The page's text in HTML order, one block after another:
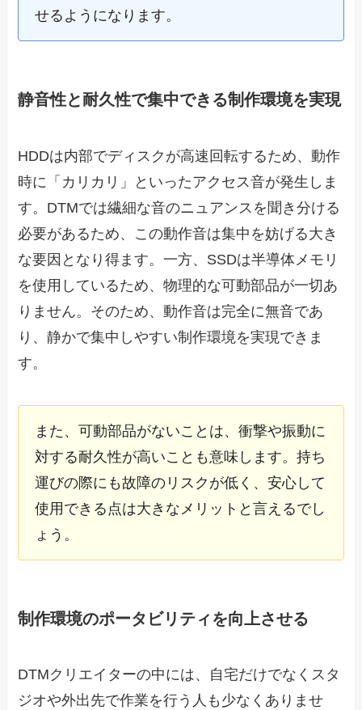
せるようになります。
静音性と耐久性で集中できる制作環境を実現
HDDは内部でディスクが高速回転するため、動作
時に「カリカリ」といったアクセス音が発生しま
す。DTMでは繊細な音のニュアンスを聞き分ける
必要があるため、この動作音は集中を妨げる大き
な要因となり得ます。一方、SSDは半導体メモリ
を使用しているため、物理的な可動部品が一切あ
りません。そのため、動作音は完全に無音であ
り、静かで集中しやすい制作環境を実現できま
す。
また、可動部品がないことは、衝撃や振動に
対する耐久性が高いことも意味します。持ち
運びの際にも故障のリスクが低く、安心して
使用できる点は大きなメリットと言えるでし
ょう。
制作環境のポータビリティを向上させる
DTMクリエイターの中には、自宅だけでなくスタ
ジオや外出先で作業を行う人も少なくありませ